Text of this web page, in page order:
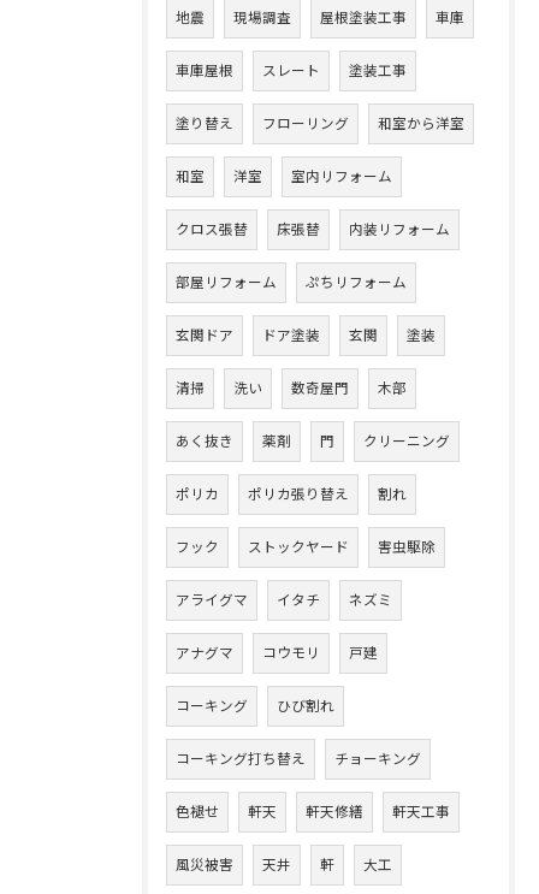
地震 現場調査 屋根塗装工事 車庫
車庫屋根 スレート 塗装工事
塗り替え フローリング 和室から洋室
和室 洋室 室内リフォーム
クロス張替 床張替 内装リフォーム
部屋リフォーム ぷちリフォーム
玄関ドア ドア塗装 玄関 塗装
清掃 洗い 数奇屋門 木部
あく抜き 薬剤 門 クリーニング
ポリカ ポリカ張り替え 割れ
フック ストックヤード 害虫駆除
アライグマ イタチ ネズミ
アナグマ コウモリ 戸建
コーキング ひび割れ
コーキング打ち替え チョーキング
色褪せ 軒天 軒天修繕 軒天工事
風災被害 天井 軒 大工